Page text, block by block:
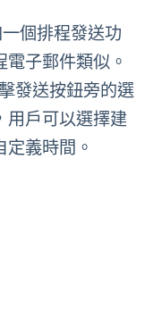
個排程發送功
子郵件類似。
發送按鈕旁的選
用戶可以選擇建
義時間。